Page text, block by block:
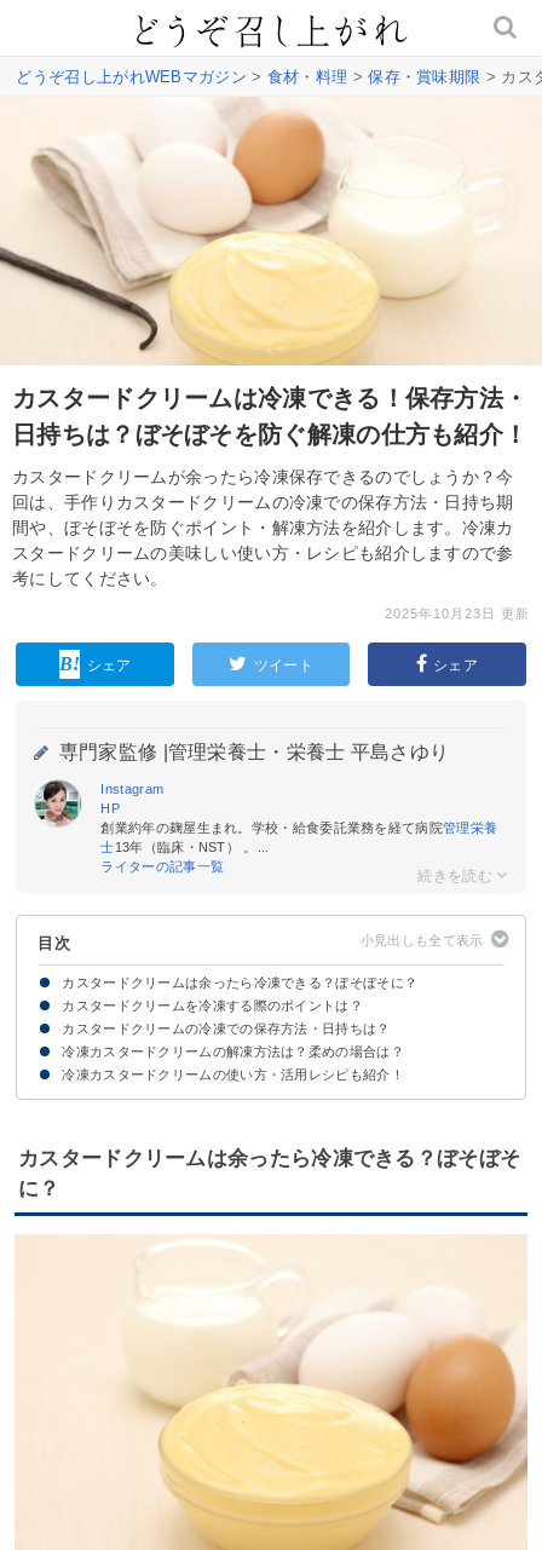
どうぞ召し上がれWEBマガジン > 食材・料理 >保存・賞味期限 > カス
カスタードクリームは冷凍できる！保存方法・
日持ちは？ぼそぼそを防ぐ解凍の仕方も紹介！
カスタードクリームが余ったら冷凍保存できるのでしょうか？今
回は、手作りカスタードクリームの冷凍での保存方法・日持ち期
間や、ぼそぼそを防ぐポイント・解凍方法を紹介します。冷凍カ
スタードクリームの美味しい使い方・レシピも紹介しますので参
考にしてください。
2025年10月23日 更新
シェア ツイート シェア
専門家監修 | 管理栄養士・栄養士 平島さゆり
Instagram
HP
創業約年の麹屋生まれ。学校・給食委託業務を経て病院管理栄養
士13年（臨床・NST） 。...
ライターの記事一覧
目次
カスタードクリームは余ったら冷凍できる？ぼそぼそに？
カスタードクリームの冷凍保存はおすすめしない
カスタードクリームを冷凍する際のポイントは？
①硬めに仕上げる
②作ったら急速に冷やす
③薄く平らにして保存する
カスタードクリームの冷凍での保存方法・日持ちは？
カスタードクリームの冷凍保存方法
冷凍したカスタードクリームの保存期間・日持ち
冷凍カスタードクリームの解凍方法は？柔めの場合は？
冷凍カスタードクリームは流水解凍がおすすめ！
冷凍した柔めのカスタードクリームをぼそぼそにしない解凍方法
冷凍カスタードクリームの使い方・活用レシピも紹介！
①冷凍カスタードクリーム入りクッキー
②冷凍カスタードクリーム入り蒸しケーキ
③冷凍カスタードクリームと苺のパイ
カスタードクリームは余ったら冷凍できる？ぼそぼそ
に？